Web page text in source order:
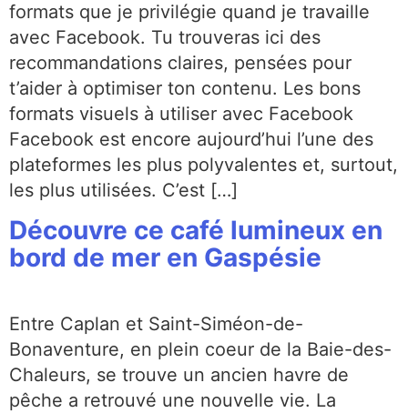
formats que je privilégie quand je travaille
avec Facebook. Tu trouveras ici des
recommandations claires, pensées pour
t’aider à optimiser ton contenu. Les bons
formats visuels à utiliser avec Facebook
Facebook est encore aujourd’hui l’une des
plateformes les plus polyvalentes et, surtout,
les plus utilisées. C’est […]
Découvre ce café lumineux en
bord de mer en Gaspésie
Entre Caplan et Saint-Siméon-de-
Bonaventure, en plein coeur de la Baie-des-
Chaleurs, se trouve un ancien havre de
pêche a retrouvé une nouvelle vie. La